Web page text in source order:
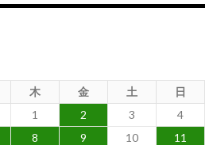
木 金 土
日
1
2 3
4
8 9 10
11